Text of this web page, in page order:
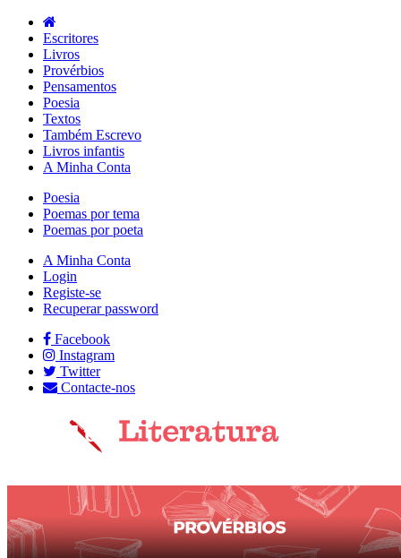
Escritores
Livros
Provérbios
Pensamentos
Poesia
Textos
Também Escrevo
Livros infantis
A Minha Conta
Poesia
Poemas por tema
Poemas por poeta
A Minha Conta
Login
Registe-se
Recuperar password
Facebook
Instagram
Twitter
Contacte-nos